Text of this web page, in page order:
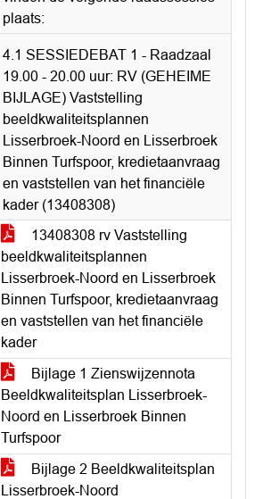
plaats:
4.1 SESSIEDEBAT 1 - Raadzaal
19.00 - 20.00 uur: RV (GEHEIME
BIJLAGE) Vaststelling
beeldkwaliteitsplannen
Lisserbroek-Noord en Lisserbroek
Binnen Turfspoor, kredietaanvraag
en vaststellen van het financiële
kader (13408308)
13408308 rv Vaststelling
beeldkwaliteitsplannen
Lisserbroek-Noord en Lisserbroek
Binnen Turfspoor, kredietaanvraag
en vaststellen van het financiële
kader
Bijlage 1 Zienswijzennota
Beeldkwaliteitsplan Lisserbroek-
Noord en Lisserbroek Binnen
Turfspoor
Bijlage 2 Beeldkwaliteitsplan
Lisserbroek-Noord